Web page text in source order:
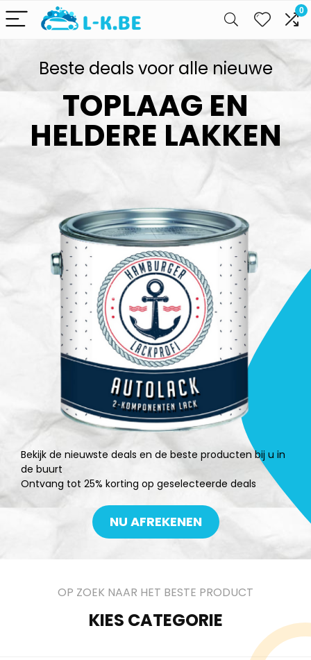
0
Beste deals voor alle nieuwe
TOPLAAG EN
HELDERE LAKKEN
Bekijk de nieuwste deals en de beste producten bij u in
de buurt
Ontvang tot 25% korting op geselecteerde deals
NU AFREKENEN
OP ZOEK NAAR HET BESTE PRODUCT
KIES CATEGORIE